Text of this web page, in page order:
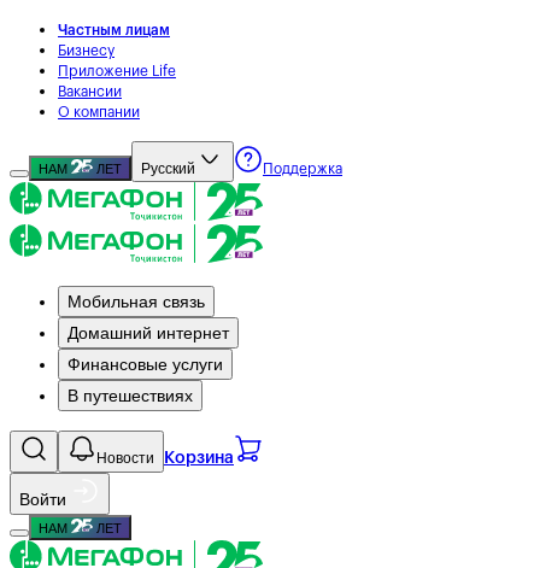
Частным лицам
Бизнесу
Приложение Life
Вакансии
О компании
НАМ ЛЕТ Русский Поддержка
Мобильная связь
Домашний интернет
Финансовые услуги
В путешествиях
Новости Корзина
Войти
НАМ ЛЕТ